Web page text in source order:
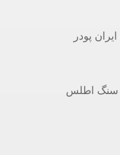
پودر
سنگ اطلس